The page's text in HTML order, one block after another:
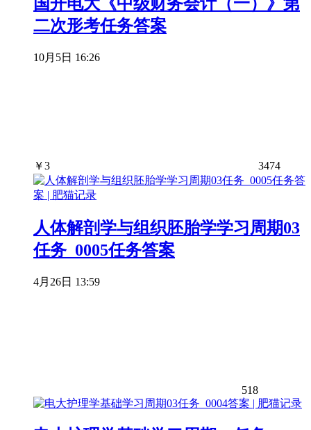
二次形考任务答案
10月5日 16:26
￥3 3474
人体解剖学与组织胚胎学学习周期03
任务_0005任务答案
4月26日 13:59
518